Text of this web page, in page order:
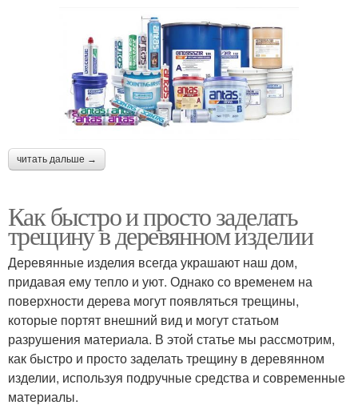
читать дальше →
Как быстро и просто заделать
трещину в деревянном изделии
Деревянные изделия всегда украшают наш дом,
придавая ему тепло и уют. Однако со временем на
поверхности дерева могут появляться трещины,
которые портят внешний вид и могут статьом
разрушения материала. В этой статье мы рассмотрим,
как быстро и просто заделать трещину в деревянном
изделии, используя подручные средства и современные
материалы.